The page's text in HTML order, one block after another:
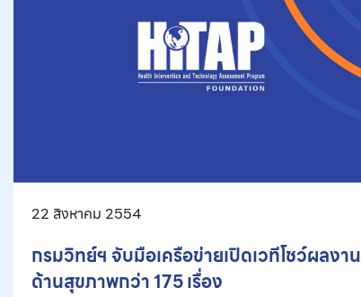
22 สิงหาคม 2554
กรมวิทย์ฯ จับมือเครือข่ายเปิดเวทีโชว์ผลงาน
ด้านสุขภาพกว่า 175 เรื่อง